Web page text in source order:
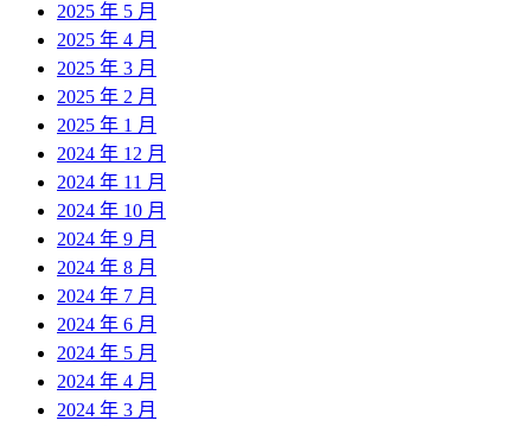
2025 年 5 月
2025 年 4 月
2025 年 3 月
2025 年 2 月
2025 年 1 月
2024 年 12 月
2024 年 11 月
2024 年 10 月
2024 年 9 月
2024 年 8 月
2024 年 7 月
2024 年 6 月
2024 年 5 月
2024 年 4 月
2024 年 3 月